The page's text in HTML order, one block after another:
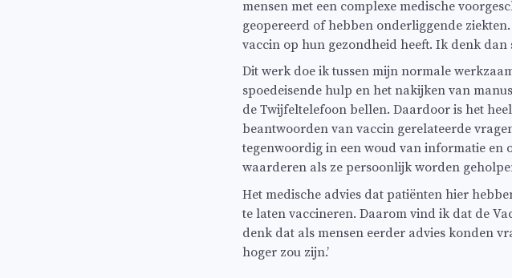
mensen met een complexe medische
geopereerd of hebben onderliggende
vaccin op hun gezondheid heeft. Ik denk dan
Dit werk doe ik tussen mijn normale
spoedeisende hulp en het nakijken van
de Twijfeltelefoon bellen. Daardoor is het
beantwoorden van vaccin gerelateerde
tegenwoordig in een woud van informatie
waarderen als ze persoonlijk worden
Het medische advies dat patiënten hier
te laten vaccineren. Daarom vind ik dat de
denk dat als mensen eerder advies konden
hoger zou zijn.’